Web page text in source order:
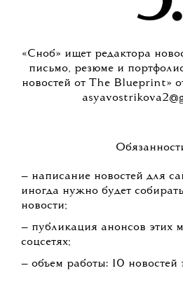
«Сноб» ищет редактора
письмо, резюме и
новостей от The Blueprint»
— написание новостей для
иногда нужно будет
новости;
— публикация анонсов этих
соцсетях;
— объем работы: 10 новостей